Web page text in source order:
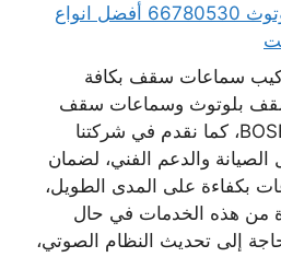
فني سماعات سقف بلوتوث 66780530 أفضل انواع
سماعات سقف بكافة
سقف بلوتوث وسماعات سقف
JPL وسماعات سقف BOSE، كما نقدم في شركتنا
الصيانة والدعم الفني، لضمان
بكفاءة على المدى الطويل،
من هذه الخدمات في حال
إلى تحديث النظام الصوتي،